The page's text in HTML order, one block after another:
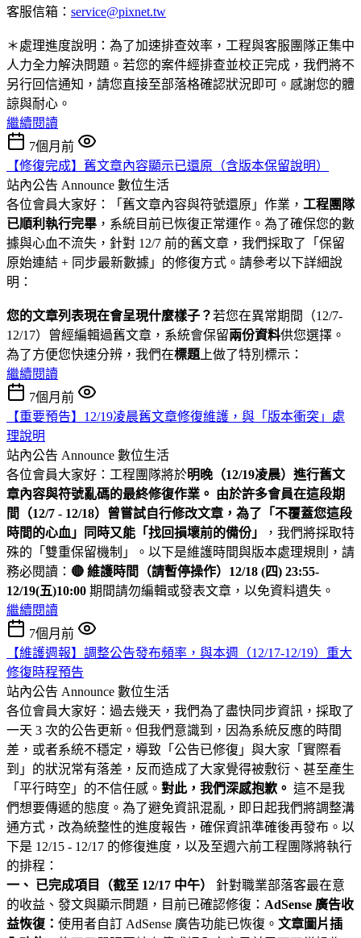
客服信箱： service@pixnet.tw
＊處理進度說明：為了加速排查效率，工程與客服團隊正集中
人力全力解決問題。若您的案件經排查並校正完成，我們將不
另行回信通知，請您直接至部落格確認狀況即可。感謝您的體
諒與耐心。
繼續閱讀
7個月前
【修復完成】舊文章內容顯示已還原（含版本保留說明）
站內公告 Announce 數位生活
各位會員大家好：「舊文章內容與符號還原」作業， 工程團隊
已順利執行完畢 ，系統目前已恢復正常運作。為了確保您的數
據與心血不流失，針對 12/7 前的舊文章，我們採取了「保留
原始連結 + 同步最新數據」的修復方式。請參考以下詳細說
明：
您的文章列表現在會呈現什麼樣子？若您在異常期間（12/7-
12/17）曾經編輯過舊文章，系統會保留兩份資料供您選擇。
為了方便您快速分辨，我們在標題 上做了特別標示：
繼續閱讀
7個月前
【重要預告】12/19凌晨舊文章修復維護，與「版本衝突」處
理說明
站內公告 Announce 數位生活
各位會員大家好：工程團隊將於明晚（12/19凌晨）進行舊文
章內容與符號亂碼的最終修復作業。 由於許多會員在這段期
間（12/7 - 12/18）曾嘗試自行修改文章，為了「不覆蓋您這段
時間的心血」同時又能「找回損壞前的備份」
，我們將採取特
殊的「雙重保留機制」。以下是維護時間與版本處理規則，請
務必閱讀： 🔴 維護時間（請暫停操作） 12/18 (四) 23:55-
12/19(五)10:00 期間請勿編輯或發表文章，以免資料遺失。
繼續閱讀
7個月前
【維護週報】調整公告發布頻率，與本週（12/17-12/19）重大
修復時程預告
站內公告 Announce 數位生活
各位會員大家好：過去幾天，我們為了盡快同步資訊，採取了
一天 3 次的公告更新。但我們意識到，因為系統反應的時間
差，或者系統不穩定，導致「公告已修復」與大家「實際看
到」的狀況常有落差，反而造成了大家覺得被敷衍、甚至產生
「平行時空」的不信任感。 對此，我們深感抱歉。 這不是我
們想要傳遞的態度。為了避免資訊混亂，即日起我們將調整溝
通方式，改為統整性的進度報告，確保資訊準確後再發布。以
下是 12/15 - 12/17 的修復進度，以及至週六前工程團隊將執行
的排程：
一、 已完成項目（截至 12/17 中午）
針對職業部落客最在意
的收益、發文與顯示問題，目前已確認修復： AdSense 廣告收
益恢復： 使用者自訂 AdSense 廣告功能已恢復。 文章圖片插